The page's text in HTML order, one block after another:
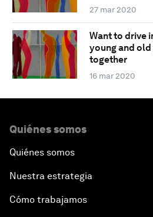
27 mar 2020
Want to drive
young and
together
16 mar 2020
Quiénes somos
Quiénes somos
Nuestra estrategia
Cómo trabajamos